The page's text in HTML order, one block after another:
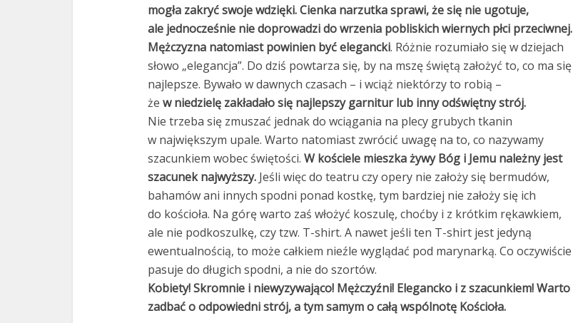
mogła zakryć swoje wdzięki. Cienka narzutka sprawi, że się nie ugotuje,
ale jednocześnie nie doprowadzi do wrzenia pobliskich wiernych płci przeciwnej.
Mężczyzna natomiast powinien być elegancki. Różnie rozumiało się w dziejach
słowo „elegancja”. Do dziś powtarza się, by na mszę świętą założyć to, co ma się
najlepsze. Bywało w dawnych czasach – i wciąż niektórzy to robią –
że w niedzielę zakładało się najlepszy garnitur lub inny odświętny strój.
Nie trzeba się zmuszać jednak do wciągania na plecy grubych tkanin
w największym upale. Warto natomiast zwrócić uwagę na to, co nazywamy
szacunkiem wobec świętości. W kościele mieszka żywy Bóg i Jemu należny jest
szacunek najwyższy. Jeśli więc do teatru czy opery nie założy się bermudów,
bahamów ani innych spodni ponad kostkę, tym bardziej nie założy się ich
do kościoła. Na górę warto zaś włożyć koszulę, choćby i z krótkim rękawkiem,
ale nie podkoszulkę, czy tzw. T-shirt. A nawet jeśli ten T-shirt jest jedyną
ewentualnością, to może całkiem nieźle wyglądać pod marynarką. Co oczywiście
pasuje do długich spodni, a nie do szortów.
Kobiety! Skromnie i niewyzywająco! Mężczyźni! Elegancko i z szacunkiem! Warto
zadbać o odpowiedni strój, a tym samym o całą wspólnotę Kościoła.